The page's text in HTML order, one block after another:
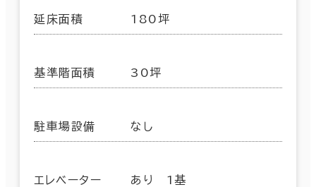
延床面積 180坪
基準階面積 30坪
駐車場設備 なし
エレベーター あり 1基